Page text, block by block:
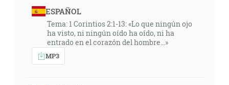
ESPAÑOL
Tema: 1 Corintios 2:1-13: «Lo que ningún ojo
ha visto, ni ningún oído ha oído, ni ha
entrado en el corazón del hombre...»
MP3